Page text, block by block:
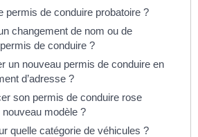
permis de conduire probatoire ?
changement de nom ou de
de conduire ?
un nouveau permis de conduire en
d’adresse ?
son permis de conduire rose
modèle ?
quelle catégorie de véhicules ?